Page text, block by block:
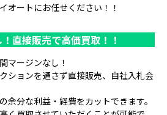
オートにお任せください！！
直接販売で高価買取！！
マージンなし！
ションを通さず直接販売、自社入札会
余分な利益・経費をカットできます。